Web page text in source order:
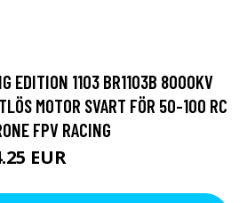
EDITION 1103 BR1103B 8000KV
MOTOR SVART FÖR 50-100 RC
FPV RACING
EUR